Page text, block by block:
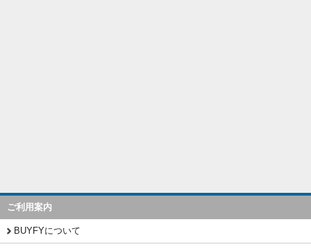
ご利用案内
BUYFYについて